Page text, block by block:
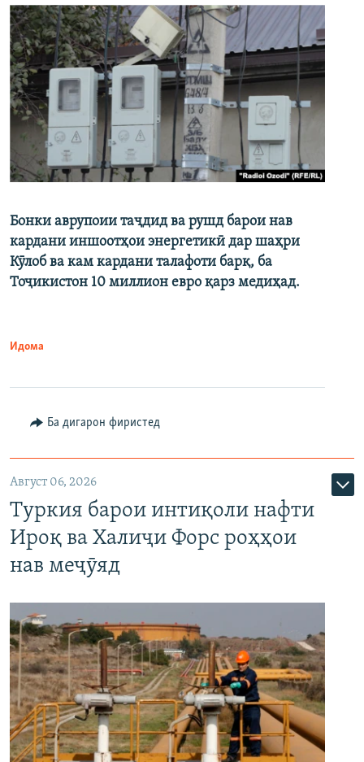
Бонки аврупоии таҷдид ва рушд барои нав
кардани иншоотҳои энергетикӣ дар шаҳри
Кӯлоб ва кам кардани талафоти барқ, ба
Тоҷикистон 10 миллион евро қарз медиҳад.
Идома
Ба дигарон фиристед
Август 06, 2026
Туркия барои интиқоли нафти
Ироқ ва Халиҷи Форс роҳҳои
нав меҷӯяд